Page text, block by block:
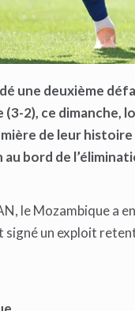
une deuxième
2), ce dimanche,
de leur
bord de
le Mozambique a
un exploit